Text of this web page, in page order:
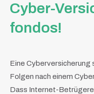
Cyber-
fondos!
Eine Cyberversicherung
Folgen nach einem
Dass Internet-